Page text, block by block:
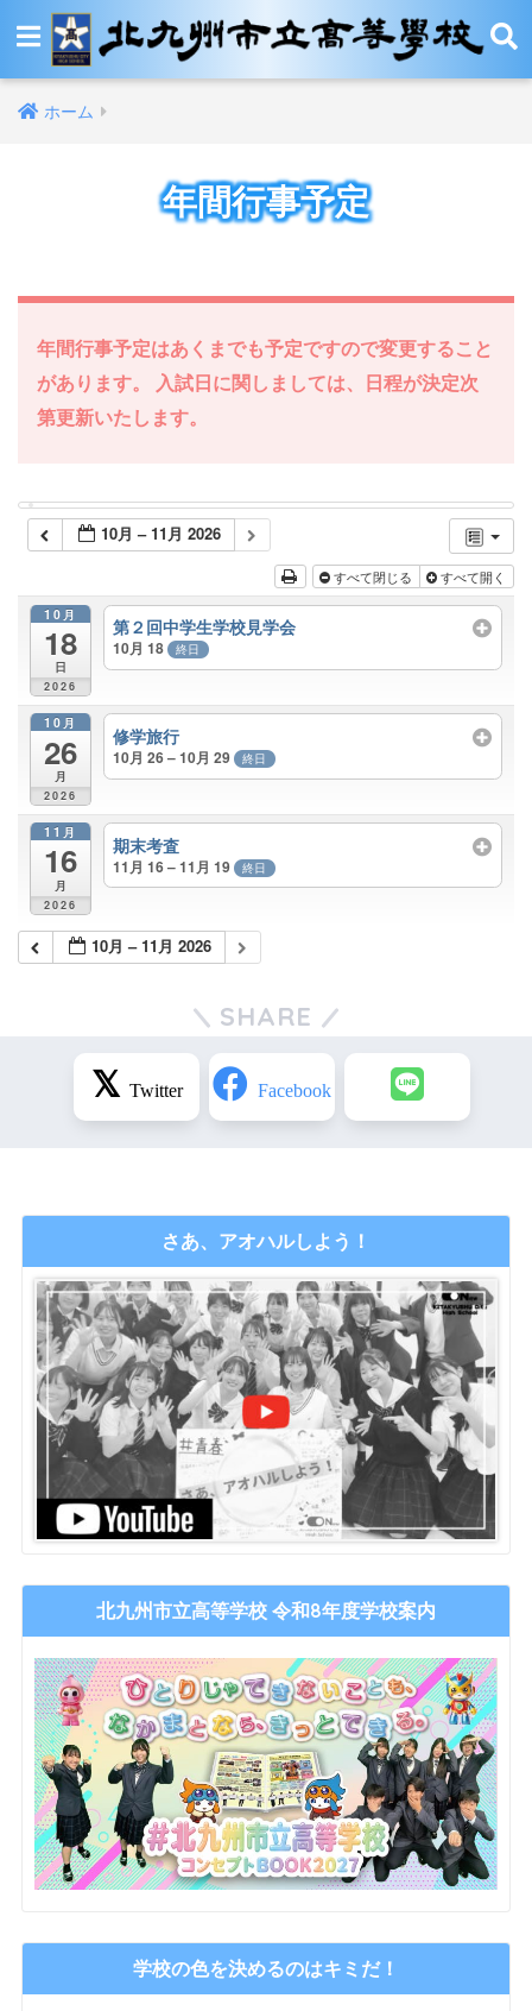
ホーム
年間行事予定
年間行事予定はあくまでも予定ですので変更すること
があります。 入試日に関しましては、日程が決定次
第更新いたします。
10月 – 11月 2026
すべて閉じる すべて開く
10月
18
日
2026
第２回中学生学校見学会
10月 18 終日
10月
26
月
2026
修学旅行
10月 26 – 10月 29 終日
11月
16
月
2026
期末考査
11月 16 – 11月 19 終日
10月 – 11月 2026
SHARE
さあ、アオハルしよう！
北九州市立高等学校 令和8年度学校案内
学校の色を決めるのはキミだ！